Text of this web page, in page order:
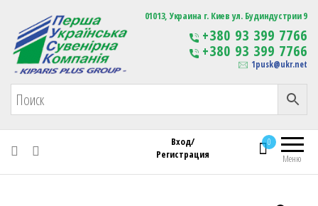
Первая Украинская Сувенирная Компания Изготовление
сувенирной продукции
с логотипом
01013, Украина г. Киев ул. Будиндустрии 9
+380 93 399 7766
+380 93 399 7766
1pusk@ukr.net
Меню
0
Вход/
Регистрация